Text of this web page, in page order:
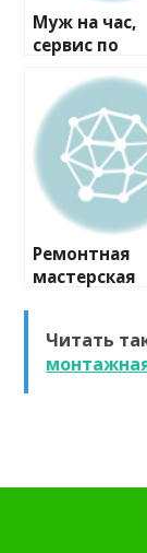
Муж на час,
сервис по
Ремонтная
мастерская
Читать